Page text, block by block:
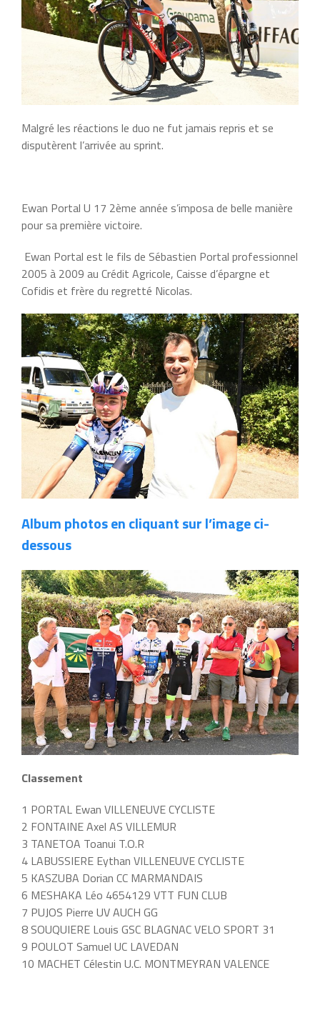
Malgré les réactions le duo ne fut jamais repris et se
disputèrent l’arrivée au sprint.
Ewan Portal U 17 2ème année s’imposa de belle manière
pour sa première victoire.
Ewan Portal est le fils de Sébastien Portal professionnel
2005 à 2009 au Crédit Agricole, Caisse d’épargne et
Cofidis et frère du regretté Nicolas.
Album photos en cliquant sur l’image ci-
dessous
Classement
1 PORTAL Ewan VILLENEUVE CYCLISTE
2 FONTAINE Axel AS VILLEMUR
3 TANETOA Toanui T.O.R
4 LABUSSIERE Eythan VILLENEUVE CYCLISTE
5 KASZUBA Dorian CC MARMANDAIS
6 MESHAKA Léo 4654129 VTT FUN CLUB
7 PUJOS Pierre UV AUCH GG
8 SOUQUIERE Louis GSC BLAGNAC VELO SPORT 31
9 POULOT Samuel UC LAVEDAN
10 MACHET Célestin U.C. MONTMEYRAN VALENCE